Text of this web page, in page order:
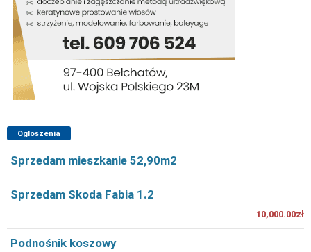
Ogłoszenia
Sprzedam mieszkanie 52,90m2
Sprzedam Skoda Fabia 1.2
10,000.00zł
Podnośnik koszowy